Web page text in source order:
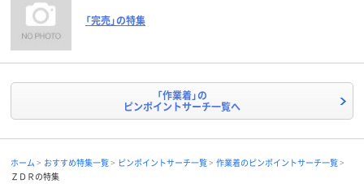
「完売」の特集
「作業着」の
ピンポイントサーチ一覧へ
ホーム おすすめ特集一覧 ピンポイントサーチ一覧
作業着のピンポイントサーチ一覧
ＺＤＲの特集